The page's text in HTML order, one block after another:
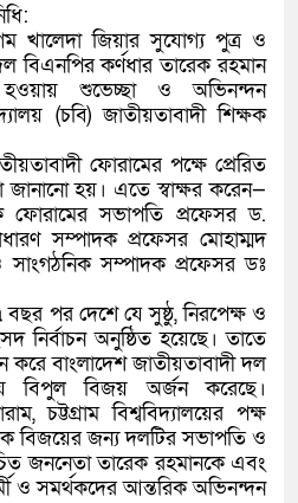
খালেদা জিয়ার সুযোগ্য পুত্র ও
বিএনপির কর্ণধার তারেক রহমান
হওয়ায় শুভেচ্ছা ও অভিনন্দন
(চবি) জাতীয়তাবাদী শিক্ষক
ফোরামের পক্ষে প্রেরিত
হয়। এতে স্বাক্ষর করেন—
ফোরামের সভাপতি প্রফেসর ড.
সম্পাদক প্রফেসর মোহাম্মদ
সম্পাদক প্রফেসর ডঃ
বছর পর দেশে যে সুষ্ঠু, নিরপেক্ষ ও
নির্বাচন অনুষ্ঠিত হয়েছে। তাতে
করে বাংলাদেশ জাতীয়তাবাদী দল
বিপুল বিজয় অর্জন করেছে।
চট্টগ্রাম বিশ্ববিদ্যালয়ের পক্ষ
বিজয়ের জন্য দলটির সভাপতি ও
জননেতা তারেক রহমানকে এবং
ও সমর্থকদের আন্তরিক অভিনন্দন